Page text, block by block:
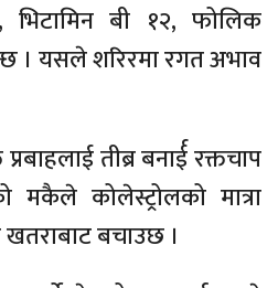
बी १२, फोलिक
। यसले शरिरमा रगत अभाव
तीब्र बनार्ई रक्तचाप
मकैले कोलेस्ट्रोलको मात्रा
खतराबाट बचाउछ ।